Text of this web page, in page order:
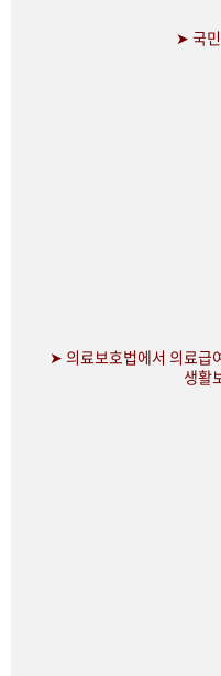
➤ 국
➤ 의료보호법에서 의료급
생활